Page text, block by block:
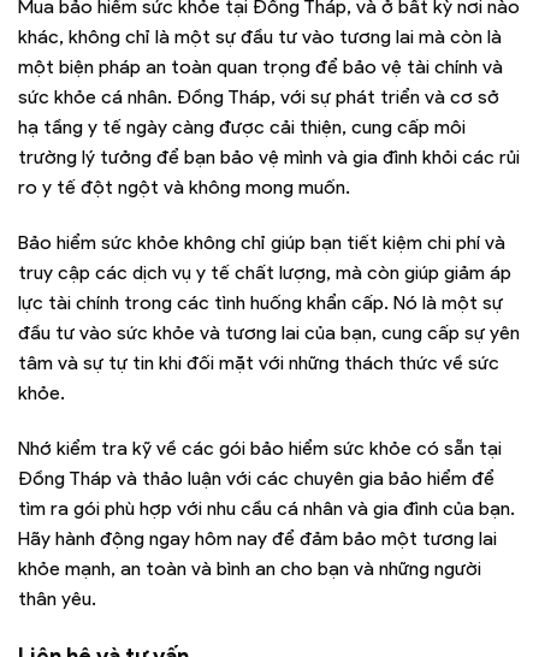
Mua bảo hiểm sức khỏe tại Đồng Tháp, và ở bất kỳ nơi nào
khác, không chỉ là một sự đầu tư vào tương lai mà còn là
một biện pháp an toàn quan trọng để bảo vệ tài chính và
sức khỏe cá nhân. Đồng Tháp, với sự phát triển và cơ sở
hạ tầng y tế ngày càng được cải thiện, cung cấp môi
trường lý tưởng để bạn bảo vệ mình và gia đình khỏi các rủi
ro y tế đột ngột và không mong muốn.
Bảo hiểm sức khỏe không chỉ giúp bạn tiết kiệm chi phí và
truy cập các dịch vụ y tế chất lượng, mà còn giúp giảm áp
lực tài chính trong các tình huống khẩn cấp. Nó là một sự
đầu tư vào sức khỏe và tương lai của bạn, cung cấp sự yên
tâm và sự tự tin khi đối mặt với những thách thức về sức
khỏe.
Nhớ kiểm tra kỹ về các gói bảo hiểm sức khỏe có sẵn tại
Đồng Tháp và thảo luận với các chuyên gia bảo hiểm để
tìm ra gói phù hợp với nhu cầu cá nhân và gia đình của bạn.
Hãy hành động ngay hôm nay để đảm bảo một tương lai
khỏe mạnh, an toàn và bình an cho bạn và những người
thân yêu.